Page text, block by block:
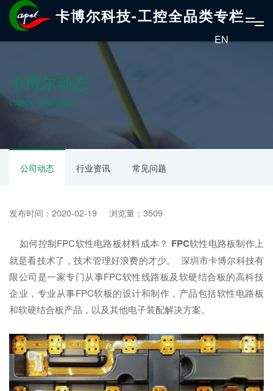
卡博尔科技-工控全品类专栏
EN
卡博尔动态
CABOL DYNAMICS
公司动态 行业资讯 常见问题
发布时间：2020-02-19 浏览量：3509
如何控制FPC软性电路板材料成本？ FPC软性电路板制作上
就是看技术了，技术管理好浪费的才少。 深圳市卡博尔科技有
限公司是一家专门从事FPC软性线路板及软硬结合板的高科技
企业，专业从事FPC软板的设计和制作，产品包括软性电路板
和软硬结合板产品，以及其他电子装配解决方案。